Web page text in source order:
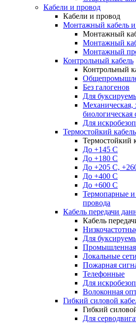
Кабели и провод
Кабели и провод
Монтажный кабель
Монтажный
Монтажный
Монтажный
Контрольный кабель
Контрольный
Без галогенов
Для
Механическая,
биологическая
Для
Термостойкий кабель
Термостойкий
До +145 С
До +180 C
До +205 С,
До +400 C
До +600 С
Термопарные
провода
Кабель передачи
Кабель
Для
Промышленная
Локальные
Пожарная
Телефонные
Для
Волоконная
Гибкий силовой
Гибкий
Для